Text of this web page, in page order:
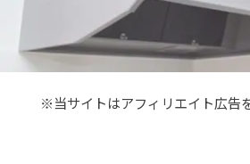
※当サイトはアフィリエイト広告